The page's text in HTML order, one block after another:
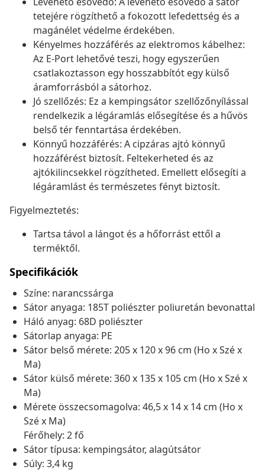
tetejére rögzíthető a fokozott lefedettség és a
magánélet védelme érdekében.
Kényelmes hozzáférés az elektromos kábelhez:
Az E-Port lehetővé teszi, hogy egyszerűen
csatlakoztasson egy hosszabbítót egy külső
áramforrásból a sátorhoz.
Jó szellőzés: Ez a kempingsátor szellőzőnyílással
rendelkezik a légáramlás elősegítése és a hűvös
belső tér fenntartása érdekében.
Könnyű hozzáférés: A cipzáras ajtó könnyű
hozzáférést biztosít. Feltekerheted és az
ajtókilincsekkel rögzítheted. Emellett elősegíti a
légáramlást és természetes fényt biztosít.
Figyelmeztetés:
Tartsa távol a lángot és a hőforrást ettől a
terméktől.
Specifikációk
Színe: narancssárga
Sátor anyaga: 185T poliészter poliuretán bevonattal
Háló anyag: 68D poliészter
Sátorlap anyaga: PE
Sátor belső mérete: 205 x 120 x 96 cm (Ho x Szé x
Ma)
Sátor külső mérete: 360 x 135 x 105 cm (Ho x Szé x
Ma)
Mérete összecsomagolva: 46,5 x 14 x 14 cm (Ho x
Szé x Ma)
Férőhely: 2 fő
Sátor típusa: kempingsátor, alagútsátor
Súly: 3,4 kg